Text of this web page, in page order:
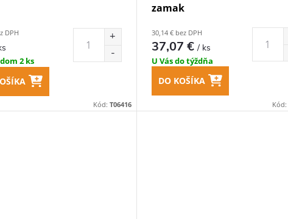
DPH
2 ks
Kód: T06416
zamak
30,14 € bez DPH
37,07 €/ ks
U Vás do týždňa
DO KOŠÍKA
Kód: